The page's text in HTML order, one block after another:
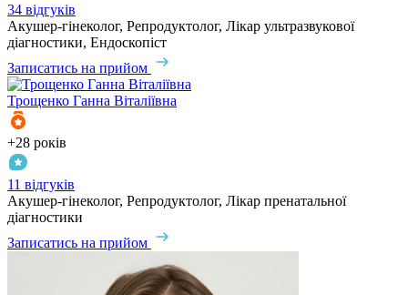
34 відгуків
Акушер-гінеколог, Репродуктолог, Лікар ультразвукової
діагностики, Ендоскопіст
Записатись на прийом
Трощенко Ганна Віталіївна
+28 років
11 відгуків
Акушер-гінеколог, Репродуктолог, Лікар пренатальної
діагностики
Записатись на прийом